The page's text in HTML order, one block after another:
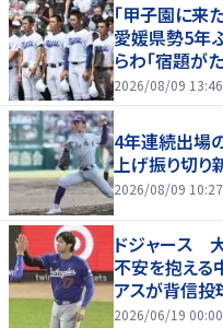
「甲子園に来
愛媛県勢5年
らわ「宿題が
2026/08/09 13:46
4年連続出場
上げ振り切り
2026/08/09 10:27
ドジャース
不安を抱え
アスが背信
もリード守る
2026/06/19 00:00